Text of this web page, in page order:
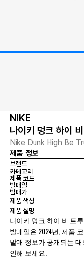
NIKE
나이키 덩크 하이
Nike Dunk High Be
제품 정보
브랜드
카테고리
제품 코드
발매일
발매가
제품 색상
제품 설명
나이키 덩크 하이 비 트루
발매일은 2024년, 제품 코
발매 정보가 공개되는
인해 보세요.